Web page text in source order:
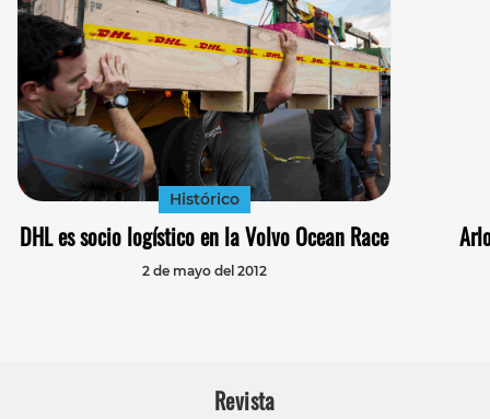
Histórico
DHL es socio logístico en la Volvo Ocean Race
2 de mayo del 2012
Revista